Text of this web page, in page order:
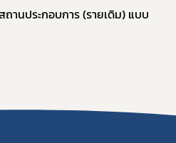
านประกอบการ (รายเดิม) แบบ